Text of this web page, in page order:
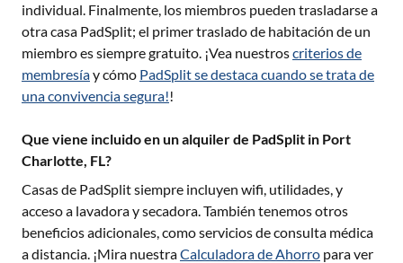
individual. Finalmente, los miembros pueden trasladarse a
otra casa PadSplit; el primer traslado de habitación de un
miembro es siempre gratuito. ¡Vea nuestroscriterios de
membresíay cómo PadSplit se destaca cuando se trata de
una convivencia segura!!
Que viene incluido en un alquiler de PadSplit in Port
Charlotte, FL?
Casas de PadSplit siempre incluyen wifi, utilidades, y
acceso a lavadora y secadora. También tenemos otros
beneficios adicionales, como servicios de consulta médica
a distancia. ¡Mira nuestraCalculadora de Ahorro para ver